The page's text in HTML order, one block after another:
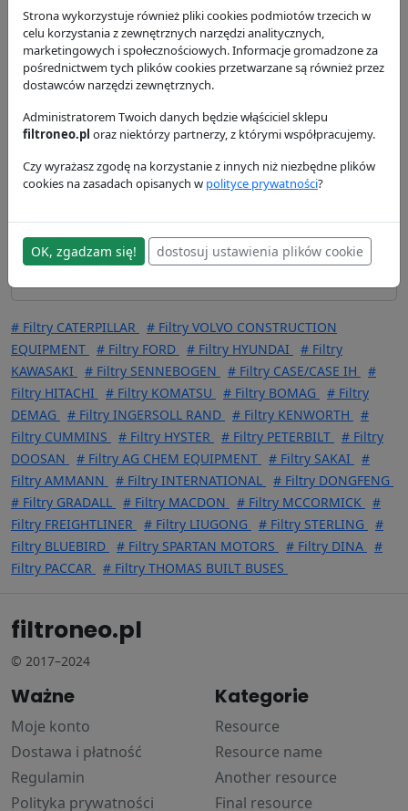
Dostawa i płatność
Zamienniki - Filtr oleju P550428
41,77 zł
74,02 zł
LF3970Fleetguard
77,86 zł
P551019Donaldson
# Filtry CATERPILLAR
# Filtry VOLVO CONSTRUCTION
EQUIPMENT
# Filtry FORD # Filtry HYUNDAI
# Filtry
KAWASAKI
# Filtry SENNEBOGEN # Filtry CASE/CASE IH
#
Filtry HITACHI
# Filtry KOMATSU # Filtry BOMAG
# Filtry
DEMAG
# Filtry INGERSOLL RAND # Filtry KENWORTH
#
Filtry CUMMINS
# Filtry HYSTER # Filtry PETERBILT
# Filtry
DOOSAN
# Filtry AG CHEM EQUIPMENT # Filtry SAKAI
#
Filtry AMMANN
# Filtry INTERNATIONAL
# Filtry DONGFENG
# Filtry GRADALL
# Filtry MACDON # Filtry MCCORMICK
#
Filtry FREIGHTLINER
# Filtry LIUGONG # Filtry STERLING
#
Filtry BLUEBIRD
# Filtry SPARTAN MOTORS # Filtry DINA
#
Filtry PACCAR
# Filtry THOMAS BUILT BUSES
filtroneo.pl
© 2017–2024
Ważne
Moje konto
Dostawa i płatność
Regulamin
Polityka prywatności
Kategorie
Resource
Resource name
Another resource
Final resource
Strona wykorzystuje również pliki cookies podmiotów trzecich w
celu korzystania z zewnętrznych narzędzi analitycznych,
marketingowych i społecznościowych. Informacje gromadzone za
pośrednictwem tych plików cookies przetwarzane są również przez
dostawców narzędzi zewnętrznych.
Administratorem Twoich danych będzie włąściciel sklepu
filtroneo.pl oraz niektórzy partnerzy, z którymi współpracujemy.
Czy wyrażasz zgodę na korzystanie z innych niż niezbędne plików
cookies na zasadach opisanych w polityce prywatności?
OK, zgadzam się! dostosuj ustawienia plików cookie